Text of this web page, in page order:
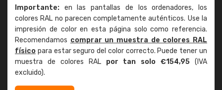
Importante: en las pantallas de los ordenadores, los
colores RAL no parecen completamente auténticos. Use la
impresión de color en esta página solo como referencia.
Recomendamos comprar un muestra de colores RAL
físico para estar seguro del color correcto. Puede tener un
muestra de colores RAL por tan solo €154,95 (IVA
excluido).